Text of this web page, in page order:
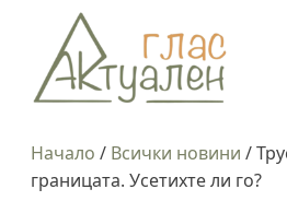
Начало / Всички новини /
границата. Усетихте ли го?